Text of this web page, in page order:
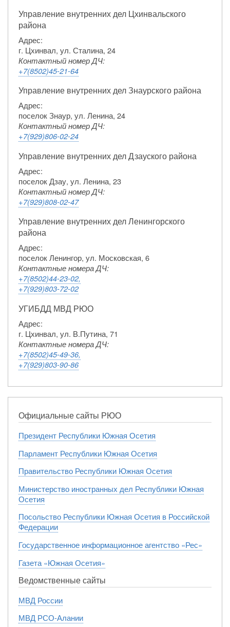
Управление внутренних дел Цхинвальского
района
Адрес:
г. Цхинвал, ул. Сталина, 24
Контактный номер ДЧ:
+7(8502)45-21-64
Управление внутренних дел Знаурского района
Адрес:
поселок Знаур, ул. Ленина, 24
Контактный номер ДЧ:
+7(929)806-02-24
Управление внутренних дел Дзауского района
Адрес:
поселок Дзау, ул. Ленина, 23
Контактный номер ДЧ:
+7(929)808-02-47
Управление внутренних дел Ленингорского
района
Адрес:
поселок Ленингор, ул. Московская, 6
Контактные номера ДЧ:
+7(8502)44-23-02,
+7(929)803-72-02
УГИБДД МВД РЮО
Адрес:
г. Цхинвал, ул. В.Путина, 71
Контактные номера ДЧ:
+7(8502)45-49-36,
+7(929)803-90-86
Официальные сайты РЮО
Президент Республики Южная Осетия
Парламент Республики Южная Осетия
Правительство Республики Южная Осетия
Министерство иностранных дел Республики Южная
Осетия
Посольство Республики Южная Осетия в Российской
Федерации
Государственное информационное агентство «Рес»
Газета «Южная Осетия»
Ведомственные сайты
МВД России
МВД РСО-Алании